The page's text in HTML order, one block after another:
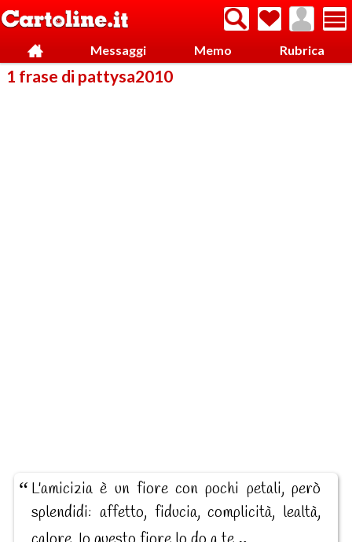
Messaggi Memo Rubrica
1 frase di pattysa2010
L'amicizia è un fiore con pochi petali, però
splendidi: affetto, fiducia, complicità, lealtà,